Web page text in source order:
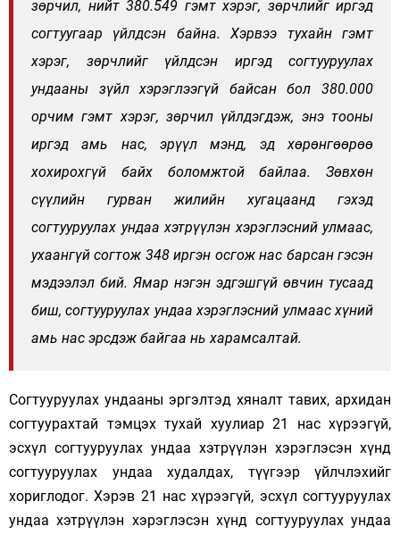
зөрчил, нийт 380.549 гэмт хэрэг, зөрчлийг иргэд
согтуугаар үйлдсэн байна. Хэрвээ тухайн гэмт
хэрэг, зөрчлийг үйлдсэн иргэд согтууруулах
ундааны зүйл хэрэглээгүй байсан бол 380.000
орчим гэмт хэрэг, зөрчил үйлдэгдэж, энэ тооны
иргэд амь нас, эрүүл мэнд, эд хөрөнгөөрөө
хохирохгүй байх боломжтой байлаа. Зөвхөн
сүүлийн гурван жилийн хугацаанд гэхэд
согтууруулах ундаа хэтрүүлэн хэрэглэсний улмаас,
ухаангүй согтож 348 иргэн осгож нас барсан гэсэн
мэдээлэл бий. Ямар нэгэн эдгэшгүй өвчин тусаад
биш, согтууруулах ундаа хэрэглэсний улмаас хүний
амь нас эрсдэж байгаа нь харамсалтай.
Согтууруулах ундааны эргэлтэд хяналт тавих, архидан
согтуурахтай тэмцэх тухай хуулиар 21 нас хүрээгүй,
эсхүл согтууруулах ундаа хэтрүүлэн хэрэглэсэн хүнд
согтууруулах ундаа худалдах, түүгээр үйлчлэхийг
хориглодог. Хэрэв 21 нас хүрээгүй, эсхүл согтууруулах
ундаа хэтрүүлэн хэрэглэсэн хүнд согтууруулах ундаа